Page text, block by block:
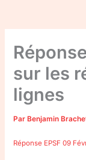
sur les
lignes
Par Benjamin
Réponse EPSF 09